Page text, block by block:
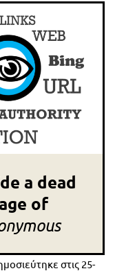
a dead
of
στις 25-